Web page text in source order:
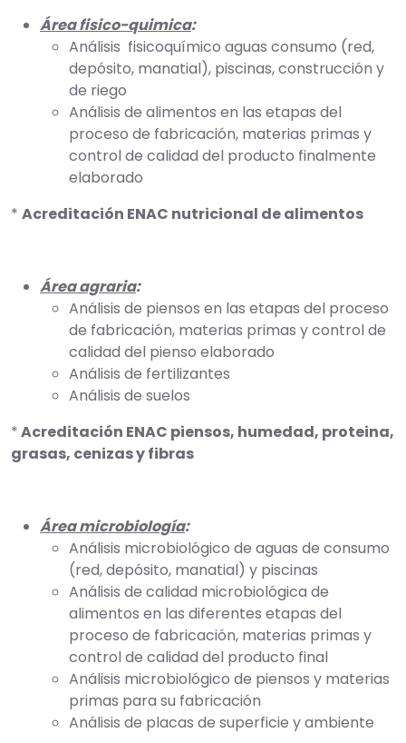
Área fisico-quimica:
Análisis fisicoquímico aguas consumo (red,
depósito, manatial), piscinas, construcción y
de riego
Análisis de alimentos en las etapas del
proceso de fabricación, materias primas y
control de calidad del producto finalmente
elaborado
* Acreditación ENAC nutricional de alimentos
Área agraria:
Análisis de piensos en las etapas del proceso
de fabricación, materias primas y control de
calidad del pienso elaborado
Análisis de fertilizantes
Análisis de suelos
*Acreditación ENAC piensos, humedad, proteina,
grasas, cenizas y fibras
Área microbiología:
Análisis microbiológico de aguas de consumo
(red, depósito, manatial) y piscinas
Análisis de calidad microbiológica de
alimentos en las diferentes etapas del
proceso de fabricación, materias primas y
control de calidad del producto final
Análisis microbiológico de piensos y materias
primas para su fabricación
Análisis de placas de superficie y ambiente